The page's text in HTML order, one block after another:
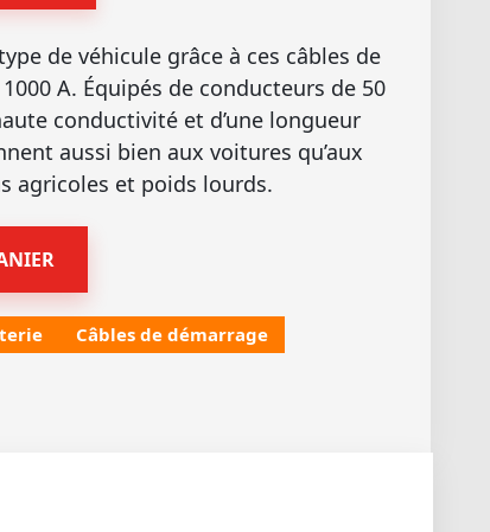
de véhicule grâce à ces câbles de
A. Équipés de conducteurs de 50
conductivité et d’une longueur
aussi bien aux voitures qu’aux
agricoles et poids lourds.
Câbles de démarrage